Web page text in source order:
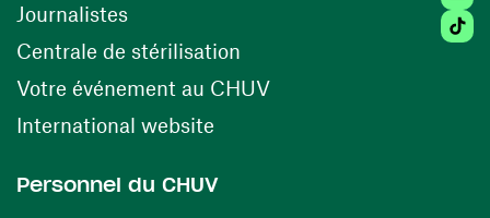
Journalistes
Centrale de stérilisation (ouvre une nouvelle
Votre événement au CHUV(ouvre une nouvelle
International website
Personnel du CHUV